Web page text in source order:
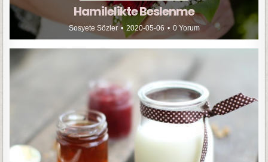
Hamilelikte Beslenme
Sosyete Sözler 2020-05-06 0 Yorum